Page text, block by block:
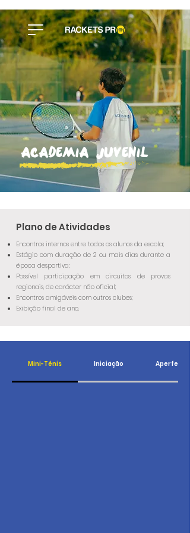
academia juvenil
Plano de Atividades
Encontros internos entre todos os alunos da escola;
Estágio com duração de 2 ou mais dias durante a
época desportiva;
Possível participação em circuitos de provas
regionais, de carácter não oficial;
Encontros amigáveis com outros clubes;
Exibição final de ano.
Mini-Ténis Iniciação